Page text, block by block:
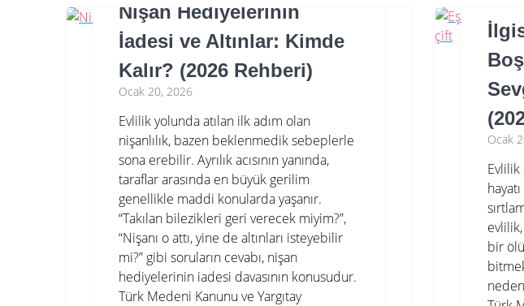
Nişan Hediyelerinin
İadesi ve Altınlar: Kimde
Kalır? (2026 Rehberi)
Ocak 20, 2026
Evlilik yolunda atılan ilk adım olan
nişanlılık, bazen beklenmedik sebeplerle
sona erebilir. Ayrılık acısının yanında,
taraflar arasında en büyük gerilim
genellikle maddi konularda yaşanır.
“Takılan bilezikleri geri verecek miyim?”,
“Nişanı o attı, yine de altınları isteyebilir
mi?” gibi soruların cevabı, nişan
hediyelerinin iadesi davasının konusudur.
Türk Medeni Kanunu ve Yargıtay
Ocak
Evlilik
bir